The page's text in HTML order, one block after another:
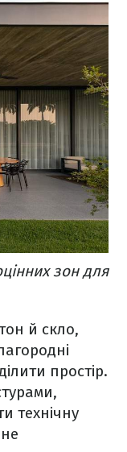
зон для
й скло,
простір.
технічну